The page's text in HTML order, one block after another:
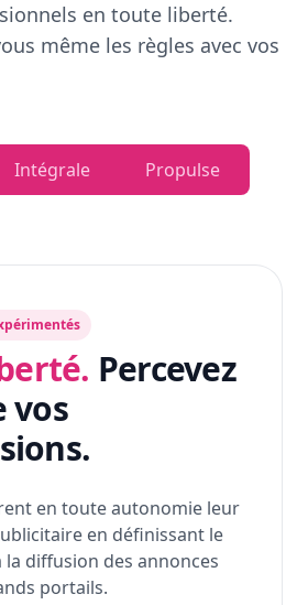
en toute liberté.
même les règles avec vos
Intégrale Propulse
Percevez
vos
en toute autonomie leur
en définissant le
diffusion des annonces
portails.